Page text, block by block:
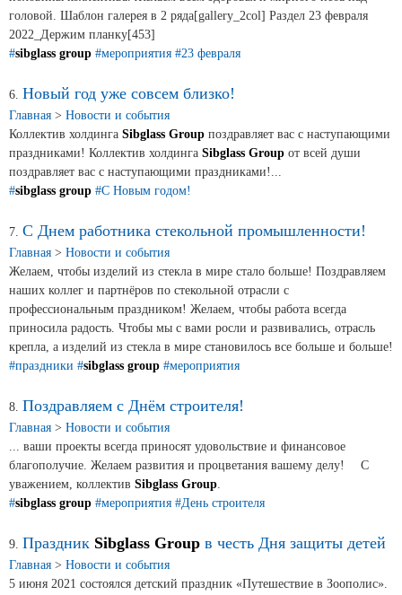
головой. Шаблон галерея в 2 ряда[gallery_2col] Раздел 23 февраля
2022_Держим планку[453]
#sibglass group #мероприятия #23 февраля
6. Новый год уже совсем близко!
Главная > Новости и события
Коллектив холдинга Sibglass Group поздравляет вас с наступающими
праздниками! Коллектив холдинга Sibglass Group от всей души
поздравляет вас с наступающими праздниками!...
#sibglass group #С Новым годом!
7. С Днем работника стекольной промышленности!
Главная > Новости и события
Желаем, чтобы изделий из стекла в мире стало больше! Поздравляем
наших коллег и партнёров по стекольной отрасли с
профессиональным праздником! Желаем, чтобы работа всегда
приносила радость. Чтобы мы с вами росли и развивались, отрасль
крепла, а изделий из стекла в мире становилось все больше и больше!
#праздники #sibglass group #мероприятия
8. Поздравляем с Днём строителя!
Главная > Новости и события
... ваши проекты всегда приносят удовольствие и финансовое
благополучие. Желаем развития и процветания вашему делу! ⠀ С
уважением, коллектив Sibglass Group.
#sibglass group #мероприятия #День строителя
9. Праздник Sibglass Group в честь Дня защиты детей
Главная > Новости и события
5 июня 2021 состоялся детский праздник «Путешествие в Зоополис».